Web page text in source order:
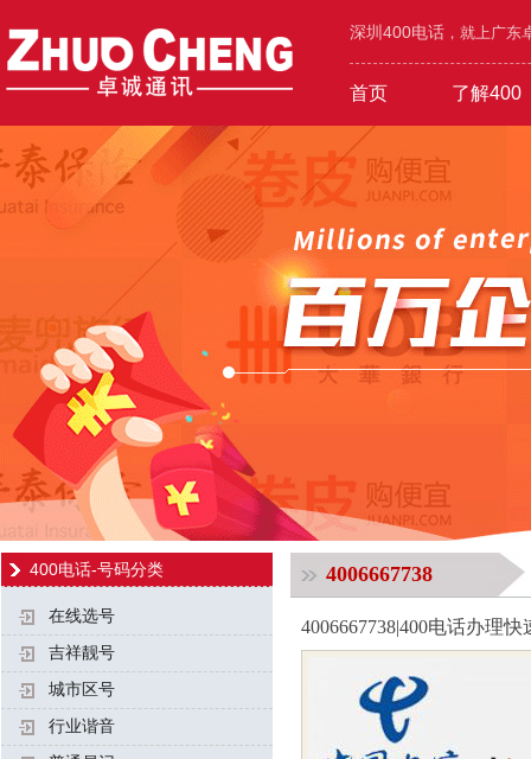
深圳400电话 ，就上广
首页 了解400
400价值600元年套餐
工业/环保/能源 机械/设备/五金
400电话-号码分类
在线选号
吉祥靓号
城市区号
行业谐音
4006667738
4006667738|400电话办理